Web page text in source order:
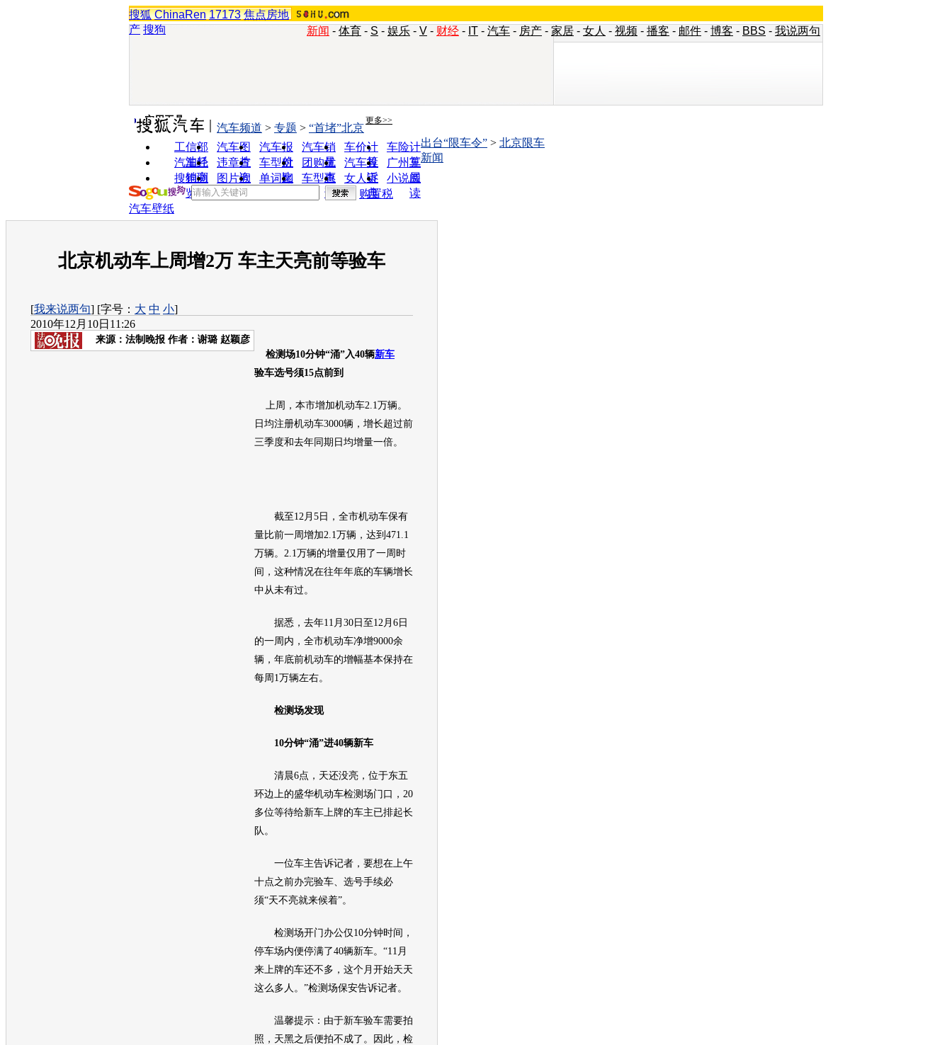
搜狐 ChinaRen 17173 焦点房地
产 搜狗 新闻 - 体育 - S - 娱乐 - V - 财经 - IT - 汽车 - 房产 - 家居 - 女人 - 视频 - 播客 - 邮件 - 博客 - BBS - 我说两句
实用工具 更多>>
工信部
油耗
汽车图
片
汽车报
价
汽车销
量
车价计
算
车险计
算
汽车经
销商
违章查
询
车型对
比
团购优
惠
汽车投
诉
广州车
展
搜狗浏
览器
图片欣
赏
单词翻
车型查
询
女人宝
典
小说阅
读
汽车频道 > 专题 > “首堵”北京
出台“限车令” > 北京限车
新闻
购置税
汽车壁纸
北京机动车上周增2万 车主天亮前等验车
[我来说两句] [字号： 大 中 小]
2010年12月10日11:26
来源： 法制晚报 作者：谢璐 赵颖彦
检测场10分钟“涌”入40辆新车
验车选号须15点前到
上周，本市增加机动车2.1万辆。
日均注册机动车3000辆，增长超过前
三季度和去年同期日均增量一倍。
截至12月5日，全市机动车保有
量比前一周增加2.1万辆，达到471.1
万辆。2.1万辆的增量仅用了一周时
间，这种情况在往年年底的车辆增长
中从未有过。
据悉，去年11月30日至12月6日
的一周内，全市机动车净增9000余
辆，年底前机动车的增幅基本保持在
每周1万辆左右。
检测场发现
10分钟“涌”进40辆新车
清晨6点，天还没亮，位于东五
环边上的盛华机动车检测场门口，20
多位等待给新车 上牌的车主已排起长
队。
一位车主告诉记者，要想在上午
十点之前办完验车、选号手续必
须“天不亮就来候着”。
检测场开门办公仅10分钟时间，
停车场内便停满了40辆新车。“11月
来上牌的车还不多，这个月开始天天
这么多人。”检测场保安告诉记者。
温馨提示：由于新车验车需要拍
照，天黑之后便拍不成了。因此，检